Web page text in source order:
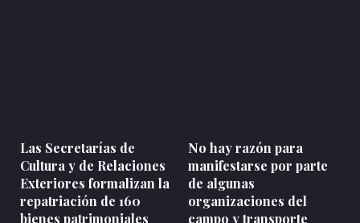
Las Secretarías de
Cultura y de Relaciones
Exteriores formalizan la
repatriación de 160
bienes patrimoniales
No hay razón para
manifestarse por parte
de algunas
organizaciones del
campo y transporte